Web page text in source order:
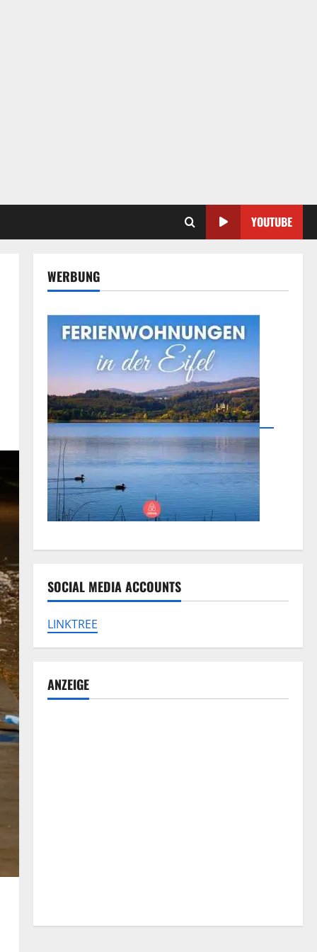
YOUTUBE
WERBUNG
SOCIAL MEDIA ACCOUNTS
LINKTREE
ANZEIGE